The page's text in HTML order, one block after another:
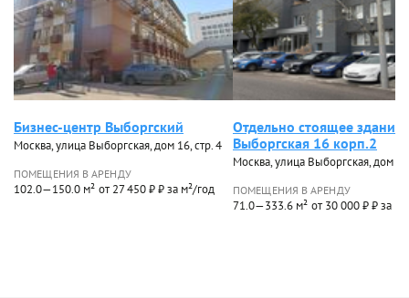
Бизнес-центр Выборгский
Москва, улица Выборгская, дом 16, стр. 4
ПОМЕЩЕНИЯ В АРЕНДУ
102.0—150.0 м² от 27 450 ₽ ₽ за м²/год
Отдельно стоящее здание
Выборгская 16 корп.2
Москва, улица Выборгская, дом
ПОМЕЩЕНИЯ В АРЕНДУ
71.0—333.6 м² от 30 000 ₽ ₽ за